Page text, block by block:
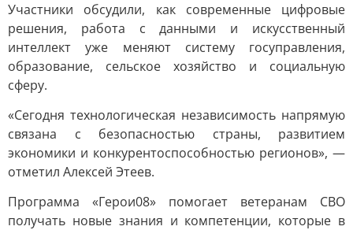
Участники обсудили, как современные цифровые
решения, работа с данными и искусственный
интеллект уже меняют систему госуправления,
образование, сельское хозяйство и социальную
сферу.
«Сегодня технологическая независимость напрямую
связана с безопасностью страны, развитием
экономики и конкурентоспособностью регионов», —
отметил Алексей Этеев.
Программа «Герои08» помогает ветеранам СВО
получать новые знания и компетенции, которые в